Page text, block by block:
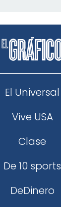
El Universal
Vive USA
Clase
De 10 sports
DeDinero